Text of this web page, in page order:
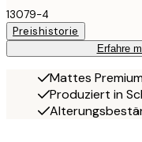
13079-4
Preishistorie
Erfahre
Mattes
Produziert in